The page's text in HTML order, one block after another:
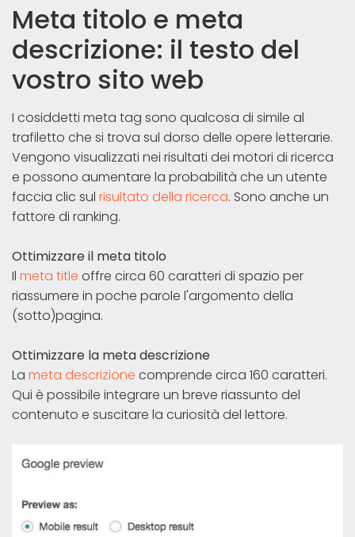
Meta titolo e meta
descrizione: il testo del
vostro sito web
I cosiddetti meta tag sono qualcosa di simile al
trafiletto che si trova sul dorso delle opere letterarie.
Vengono visualizzati nei risultati dei motori di ricerca
e possono aumentare la probabilità che un utente
faccia clic sul risultato della ricerca. Sono anche un
fattore di ranking.
Ottimizzare il meta titolo
Il meta title offre circa 60 caratteri di spazio per
riassumere in poche parole l'argomento della
(sotto)pagina.
Ottimizzare la meta descrizione
La meta descrizione comprende circa 160 caratteri.
Qui è possibile integrare un breve riassunto del
contenuto e suscitare la curiosità del lettore.